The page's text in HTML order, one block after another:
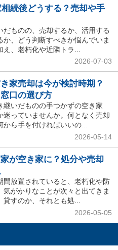
相続後どうする？売却や手
ものの、売却するか、活用する
、どう判断すべきか悩んでいま
、老朽化や近隣トラ...
2026-07-03
家売却は今が検討時期？
口の選び方
いだものの手つかずの空き家
っていませんか。何となく売却
から手を付ければいいの...
2026-05-14
が空き家に？処分や売却
放置されていると、老朽化や防
がかりなことが次々と出てきま
すのか、それとも処...
2026-05-05